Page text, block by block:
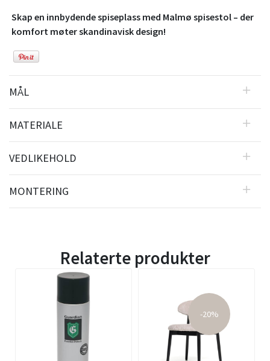
Skap en innbydende spiseplass med Malmø spisestol – der
komfort møter skandinavisk design!
MÅL
MATERIALE
VEDLIKEHOLD
MONTERING
Relaterte produkter
-20%